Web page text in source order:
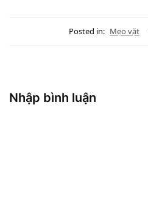
Posted in: Mẹo vặt
Nhập bình luận